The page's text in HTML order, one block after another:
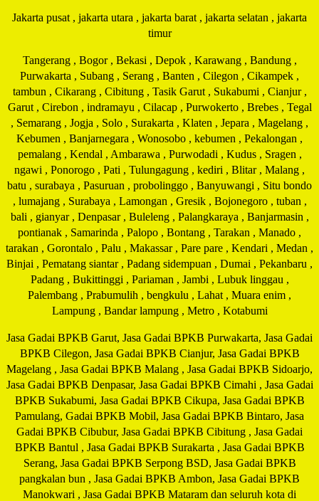
Jakarta pusat , jakarta utara , jakarta barat , jakarta selatan , jakarta
timur
Tangerang , Bogor , Bekasi , Depok , Karawang , Bandung ,
Purwakarta , Subang , Serang , Banten , Cilegon , Cikampek ,
tambun , Cikarang , Cibitung , Tasik Garut , Sukabumi , Cianjur ,
Garut , Cirebon , indramayu , Cilacap , Purwokerto , Brebes , Tegal
, Semarang , Jogja , Solo , Surakarta , Klaten , Jepara , Magelang ,
Kebumen , Banjarnegara , Wonosobo , kebumen , Pekalongan ,
pemalang , Kendal , Ambarawa , Purwodadi , Kudus , Sragen ,
ngawi , Ponorogo , Pati , Tulungagung , kediri , Blitar , Malang ,
batu , surabaya , Pasuruan , probolinggo , Banyuwangi , Situ bondo
, lumajang , Surabaya , Lamongan , Gresik , Bojonegoro , tuban ,
bali , gianyar , Denpasar , Buleleng , Palangkaraya , Banjarmasin ,
pontianak , Samarinda , Palopo , Bontang , Tarakan , Manado ,
tarakan , Gorontalo , Palu , Makassar , Pare pare , Kendari , Medan ,
Binjai , Pematang siantar , Padang sidempuan , Dumai , Pekanbaru ,
Padang , Bukittinggi , Pariaman , Jambi , Lubuk linggau ,
Palembang , Prabumulih , bengkulu , Lahat , Muara enim ,
Lampung , Bandar lampung , Metro , Kotabumi
Jasa Gadai BPKB Garut, Jasa Gadai BPKB Purwakarta, Jasa Gadai
BPKB Cilegon, Jasa Gadai BPKB Cianjur, Jasa Gadai BPKB
Magelang , Jasa Gadai BPKB Malang , Jasa Gadai BPKB Sidoarjo,
Jasa Gadai BPKB Denpasar, Jasa Gadai BPKB Cimahi , Jasa Gadai
BPKB Sukabumi, Jasa Gadai BPKB Cikupa, Jasa Gadai BPKB
Pamulang, Gadai BPKB Mobil, Jasa Gadai BPKB Bintaro, Jasa
Gadai BPKB Cibubur, Jasa Gadai BPKB Cibitung , Jasa Gadai
BPKB Bantul , Jasa Gadai BPKB Surakarta , Jasa Gadai BPKB
Serang, Jasa Gadai BPKB Serpong BSD, Jasa Gadai BPKB
pangkalan bun , Jasa Gadai BPKB Ambon, Jasa Gadai BPKB
Manokwari , Jasa Gadai BPKB Mataram dan seluruh kota di